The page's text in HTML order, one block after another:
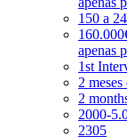
150 a
apenas
1st
2
2
2000-
2305